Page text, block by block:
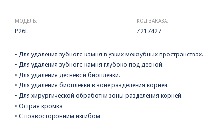
МОДЕЛЬ:
P26L
КОД ЗАКАЗА:
Z217427
• Для удаления зубного камня в узких межзубных пространствах.
• Для удаления зубного камня глубоко под десной.
• Для удаления десневой биопленки.
• Для удаления биопленки в зоне разделения корней.
• Для хирургической обработки зоны разделения корней.
• Острая кромка
• С правосторонним изгибом